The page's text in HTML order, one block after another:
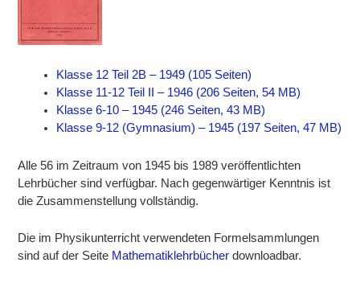
Klasse 12 Teil 2B – 1949 (105 Seiten)
Klasse 11-12 Teil II – 1946 (206 Seiten, 54 MB)
Klasse 6-10 – 1945 (246 Seiten, 43 MB)
Klasse 9-12 (Gymnasium) – 1945 (197 Seiten, 47 MB)
Alle 56 im Zeitraum von 1945 bis 1989 veröffentlichten
Lehrbücher sind verfügbar. Nach gegenwärtiger Kenntnis ist
die Zusammenstellung vollständig.
Die im Physikunterricht verwendeten Formelsammlungen
sind auf der Seite Mathematiklehrbücher downloadbar.